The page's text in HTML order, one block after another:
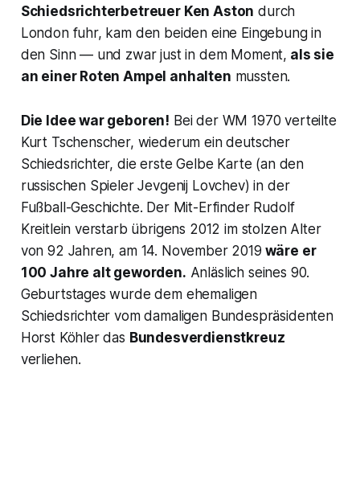
Schiedsrichterbetreuer Ken Aston durch
London fuhr, kam den beiden eine Eingebung in
den Sinn — und zwar just in dem Moment, als sie
an einer Roten Ampel anhalten mussten.
Die Idee war geboren! Bei der WM 1970 verteilte
Kurt Tschenscher, wiederum ein deutscher
Schiedsrichter, die erste Gelbe Karte (an den
russischen Spieler Jevgenij Lovchev) in der
Fußball-Geschichte. Der Mit-Erfinder Rudolf
Kreitlein verstarb übrigens 2012 im stolzen Alter
von 92 Jahren, am 14. November 2019 wäre er
100 Jahre alt geworden. Anläslich seines 90.
Geburtstages wurde dem ehemaligen
Schiedsrichter vom damaligen Bundespräsidenten
Horst Köhler das Bundesverdienstkreuz
verliehen.